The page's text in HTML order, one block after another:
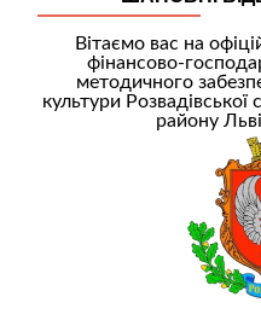
Вітаємо вас на
фінансово-
методичного
культури Розвадівської
району